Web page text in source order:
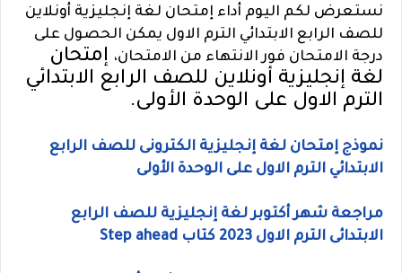
نستعرض لكم اليوم أداء إمتحان لغة إنجليزية أونلاين
للصف الرابع الابتدائي الترم الاول يمكن الحصول على
درجة الامتحان فور الانتهاء من الامتحان، إمتحان
لغة إنجليزية أونلاين للصف الرابع الابتدائي
الترم الاول على الوحدة الأولى.
نموذج إمتحان لغة إنجليزية الكترونى للصف الرابع
الابتدائي الترم الاول على الوحدة الأولى
مراجعة شهر أكتوبر لغة إنجليزية للصف الرابع
الابتدائى الترم الاول 2023 كتاب Step ahead